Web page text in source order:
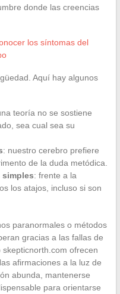
donde las creencias
los síntomas del
Aquí hay algunos
teoría no se sostiene
sea cual sea su
: nuestro cerebro prefiere
de la duda metódica.
: frente a la
los atajos, incluso si son
paranormales o métodos
gracias a las fallas de
ofrecen
afirmaciones a la luz de
abunda, mantenerse
para orientarse